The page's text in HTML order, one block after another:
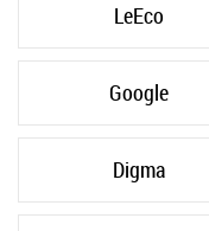
LeEco
Google
Digma